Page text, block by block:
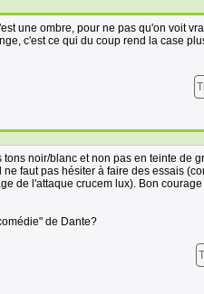
une ombre, pour ne pas qu'on voit
c'est ce qui du coup rend la case
noir/blanc et non pas en teinte de
faut pas hésiter à faire des essais
de l'attaque crucem lux). Bon
de Dante?